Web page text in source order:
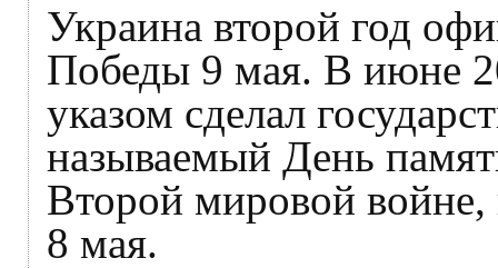
Украина второй год
Победы 9 мая. В июне
указом сделал
называемый День
Второй мировой войне,
8 мая.